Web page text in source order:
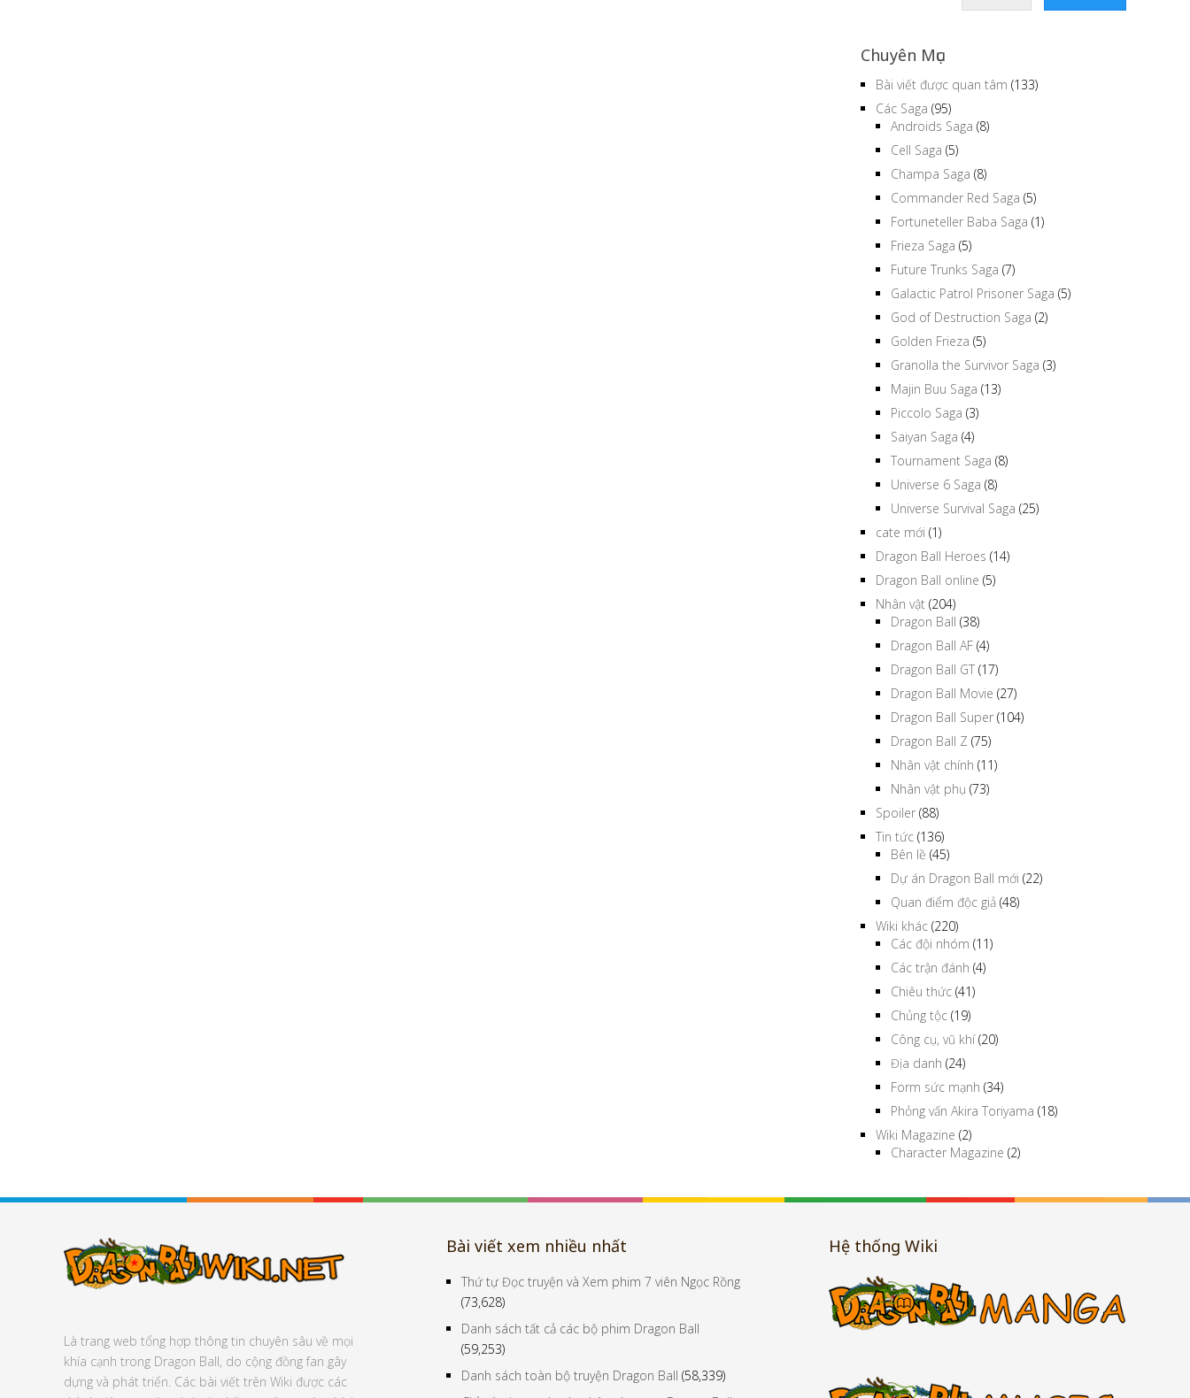
Chuyên Mục
Bài viết được quan tâm (133)
Các Saga (95)
Androids Saga (8)
Cell Saga (5)
Champa Saga (8)
Commander Red Saga (5)
Fortuneteller Baba Saga (1)
Frieza Saga (5)
Future Trunks Saga (7)
Galactic Patrol Prisoner Saga (5)
God of Destruction Saga (2)
Golden Frieza (5)
Granolla the Survivor Saga (3)
Majin Buu Saga (13)
Piccolo Saga (3)
Saiyan Saga (4)
Tournament Saga (8)
Universe 6 Saga (8)
Universe Survival Saga (25)
cate mới (1)
Dragon Ball Heroes (14)
Dragon Ball online (5)
Nhân vật (204)
Dragon Ball (38)
Dragon Ball AF (4)
Dragon Ball GT (17)
Dragon Ball Movie (27)
Dragon Ball Super (104)
Dragon Ball Z (75)
Nhân vật chính (11)
Nhân vật phụ (73)
Spoiler (88)
Tin tức (136)
Bên lề (45)
Dự án Dragon Ball mới (22)
Quan điểm độc giả (48)
Wiki khác (220)
Các đội nhóm (11)
Các trận đánh (4)
Chiêu thức (41)
Chủng tộc (19)
Công cụ, vũ khí(20)
Địa danh (24)
Form sức mạnh (34)
Phỏng vấn Akira Toriyama (18)
Wiki Magazine (2)
Character Magazine (2)
Là trang web tổng hợp thông tin chuyên sâu về mọi
khía cạnh trong Dragon Ball, do cộng đồng fan gây
dựng và phát triển. Các bài viết trên Wiki được các
Bài viết xem nhiều nhất
Thứ tự Đọc truyện và Xem phim 7 viên Ngọc Rồng
(73,628)
Danh sách tất cả các bộ phim Dragon Ball
(59,253)
Danh sách toàn bộ truyện Dragon Ball (58,339)
Hệ thống Wiki